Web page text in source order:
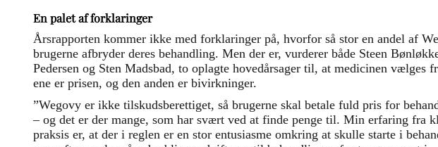
En palet af forklaringer
Årsrapporten kommer ikke med forklaringer på, hvorfor så stor en andel af
brugerne afbryder deres behandling. Men der er, vurderer både Steen
Pedersen og Sten Madsbad, to oplagte hovedårsager til, at medicinen vælges
ene er prisen, og den anden er bivirkninger.
”Wegovy er ikke tilskudsberettiget, så brugerne skal betale fuld pris for
– og det er der mange, som har svært ved at finde penge til. Min erfaring fra
praksis er, at der i reglen er en stor entusiasme omkring at skulle starte i